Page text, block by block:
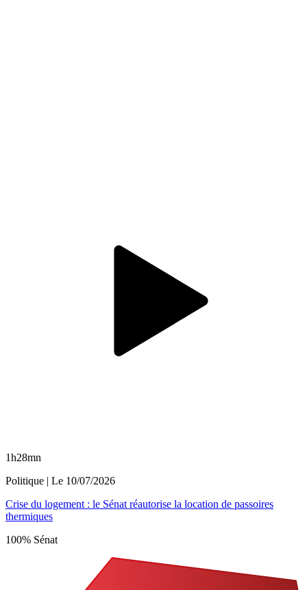
1h28mn
Politique | Le 10/07/2026
Crise du logement : le Sénat réautorise la location de passoires
thermiques
100% Sénat